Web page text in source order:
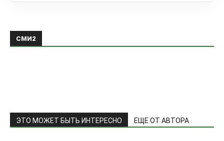
СМИ2
ЭТО МОЖЕТ БЫТЬ ИНТЕРЕСНО ЕЩЕ ОТ АВТОРА